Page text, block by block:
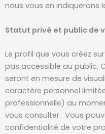
nous vous en indiquerons
Statut privé et public de
Le profil que vous créez
pas accessible au public.
seront en mesure de
caractère personnel
professionnelle) au
vous consulter. Vous
confidentialité de votre